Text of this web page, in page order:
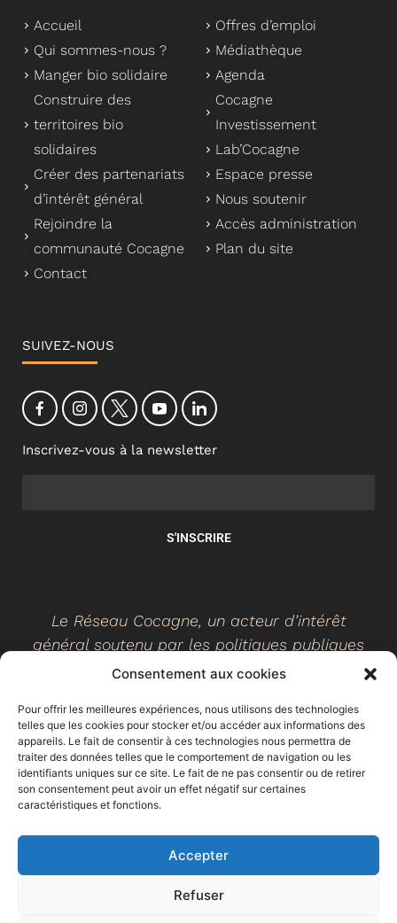
Consentement aux cookies
Pour offrir les meilleures expériences, nous utilisons des technologies
telles que les cookies pour stocker et/ou accéder aux informations des
appareils. Le fait de consentir à ces technologies nous permettra de
traiter des données telles que le comportement de navigation ou les
identifiants uniques sur ce site. Le fait de ne pas consentir ou de retirer
son consentement peut avoir un effet négatif sur certaines
caractéristiques et fonctions.
Accepter
Refuser
Accueil
Qui sommes-nous ?
Manger bio solidaire
Construire des
territoires bio
solidaires
Créer des partenariats
d’intérêt général
Rejoindre la
communauté Cocagne
Contact
Offres d’emploi
Médiathèque
Agenda
Cocagne
Investissement
Lab’Cocagne
Espace presse
Nous soutenir
Accès administration
Plan du site
SUIVEZ-NOUS
Inscrivez-vous à la newsletter
S'INSCRIRE
Le Réseau Cocagne, un acteur d’intérêt
général soutenu par les politiques publiques
©2026- Réseau Cocagne -Site web réalisé par Ethicweb
Mentions légales